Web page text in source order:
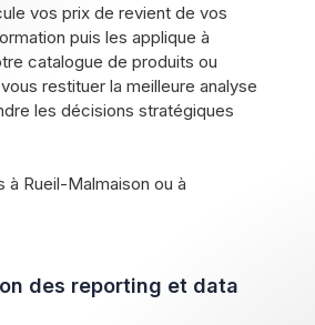
vos prix de revient de vos
puis les applique à
catalogue de produits ou
restituer la meilleure analyse
les décisions stratégiques
à Rueil-Malmaison ou à
des reporting et data